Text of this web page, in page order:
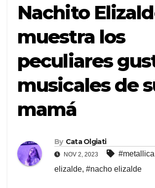
Nachito
muestra los
peculiares
musicales de
mamá
By Cata Olgiati
NOV 2, 2023 #metallica
elizalde, #nacho elizalde